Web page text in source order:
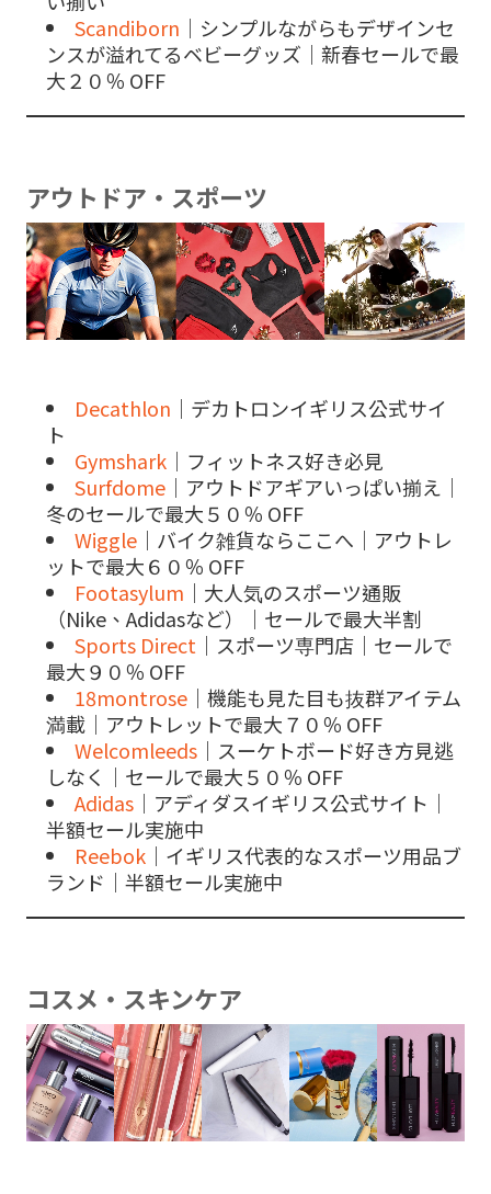
Scandiborn ｜シンプルながらもデザインセ
ンスが溢れてるベビーグッズ｜新春セールで最
大２０％ OFF
アウトドア・スポーツ
Decathlon ｜デカトロンイギリス公式サイ
ト
Gymshark ｜フィットネス好き必見
Surfdome ｜アウトドアギアいっぱい揃え｜
冬のセールで最大５０％ OFF
Wiggle ｜バイク雑貨ならここへ｜アウトレ
ットで最大６０％ OFF
Footasylum ｜大人気のスポーツ通販
（Nike、Adidasなど）｜セールで最大半割
Sports Direct ｜スポーツ専門店｜セールで
最大９０％ OFF
18montrose ｜機能も見た目も抜群アイテム
満載｜アウトレットで最大７０％ OFF
Welcomleeds ｜スーケトボード好き方見逃
しなく｜セールで最大５０％ OFF
Adidas ｜アディダスイギリス公式サイト｜
半額セール実施中
Reebok ｜イギリス代表的なスポーツ用品ブ
ランド｜半額セール実施中
コスメ・スキンケア